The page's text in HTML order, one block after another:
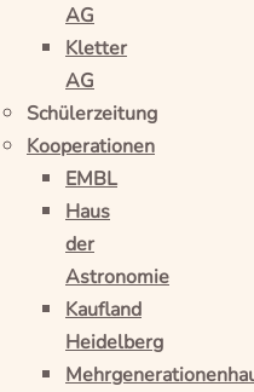
AG
Kletter
AG
Schülerzeitung
Kooperationen
EMBL
Haus
der
Astronomie
Kaufland
Heidelberg